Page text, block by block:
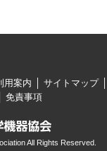
用案内
サイトマップ
免責事項
All Rights Reserved.